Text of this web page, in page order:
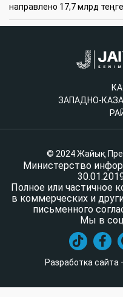
направлено 17,7 млрд теңге
ЗАПАДНО-
© 2024 Жайық
Министерство
Полное или частичное
в коммерческих и
письменного
Мы в
Разработка сайта